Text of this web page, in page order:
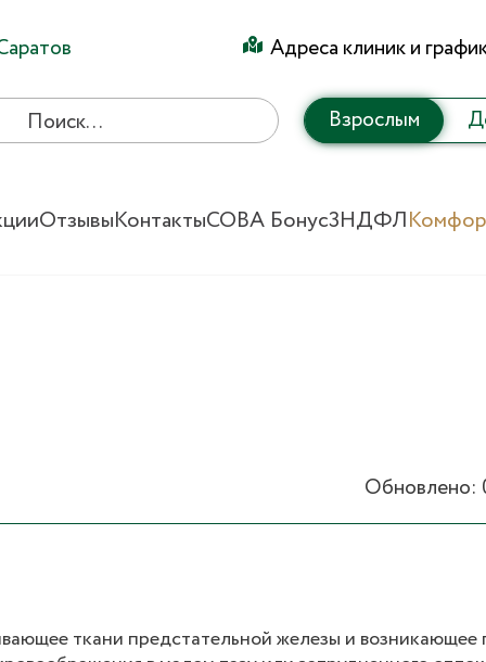
Адреса клиник и
Взрослым
ОтзывыКонтактыСОВА Бонус3НДФЛ
Обновлено:
ткани предстательной железы и возникающее